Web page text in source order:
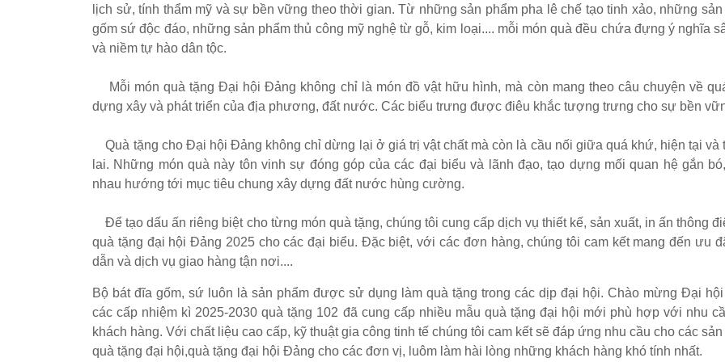
lịch sử, tính thẩm mỹ và sự bền vững theo thời gian. Từ những sản phẩm pha lê chế tạo tinh xảo, những sản
gốm sứ độc đáo, những sản phẩm thủ công mỹ nghệ từ gỗ, kim loại.... mỗi món quà đều chứa đựng ý nghĩa
và niềm tự hào dân tộc.
Mỗi món quà tặng Đại hội Đảng không chỉ là món đồ vật hữu hình, mà còn mang theo câu chuyện về
dựng xây và phát triển của địa phương, đất nước. Các biểu trưng được điêu khắc tượng trưng cho sự bền
Quà tặng cho Đại hội Đảng không chỉ dừng lại ở giá trị vật chất mà còn là cầu nối giữa quá khứ, hiện tại và
lai. Những món quà này tôn vinh sự đóng góp của các đại biểu và lãnh đạo, tạo dựng mối quan hệ gắn
nhau hướng tới mục tiêu chung xây dựng đất nước hùng cường.
Để tạo dấu ấn riêng biệt cho từng món quà tặng, chúng tôi cung cấp dịch vụ thiết kế, sản xuất, in ấn thông
quà tặng đại hội Đảng 2025 cho các đại biểu. Đặc biệt, với các đơn hàng, chúng tôi cam kết mang đến ưu
dẫn và dịch vụ giao hàng tận nơi....
Bộ bát đĩa gốm, sứ luôn là sản phẩm được sử dụng làm quà tặng trong các dịp đại hội. Chào mừng Đại
các cấp nhiệm kì 2025-2030 quà tặng 102 đã cung cấp nhiều mẫu quà tặng đại hội mới phù hợp với nhu
khách hàng. Với chất liệu cao cấp, kỹ thuật gia công tinh tế chúng tôi cam kết sẽ đáp ứng nhu cầu cho các
quà tặng đại hội,quà tặng đại hội Đảng cho các đơn vị, luôm làm hài lòng những khách hàng khó tính nhất.